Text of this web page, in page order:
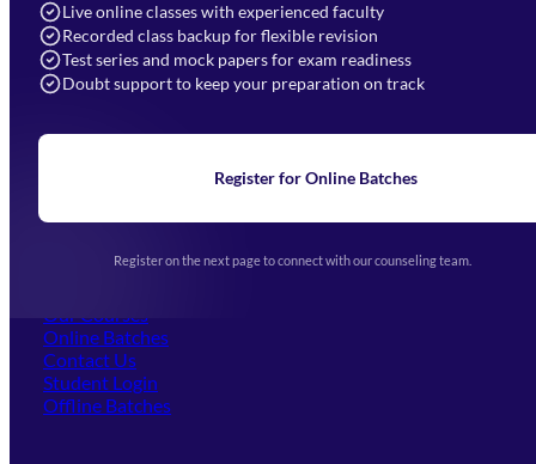
Live online classes with experienced faculty
Recorded class backup for flexible revision
Test series and mock papers for exam readiness
Doubt support to keep your preparation on track
Register for Online Batches
Register on the next page to connect with our counseling team.
Navigation
Home
Blogs
Upcoming Exams
(opens in new tab)
Our Courses
Online Batches
Contact Us
Student Login
Offline Batches